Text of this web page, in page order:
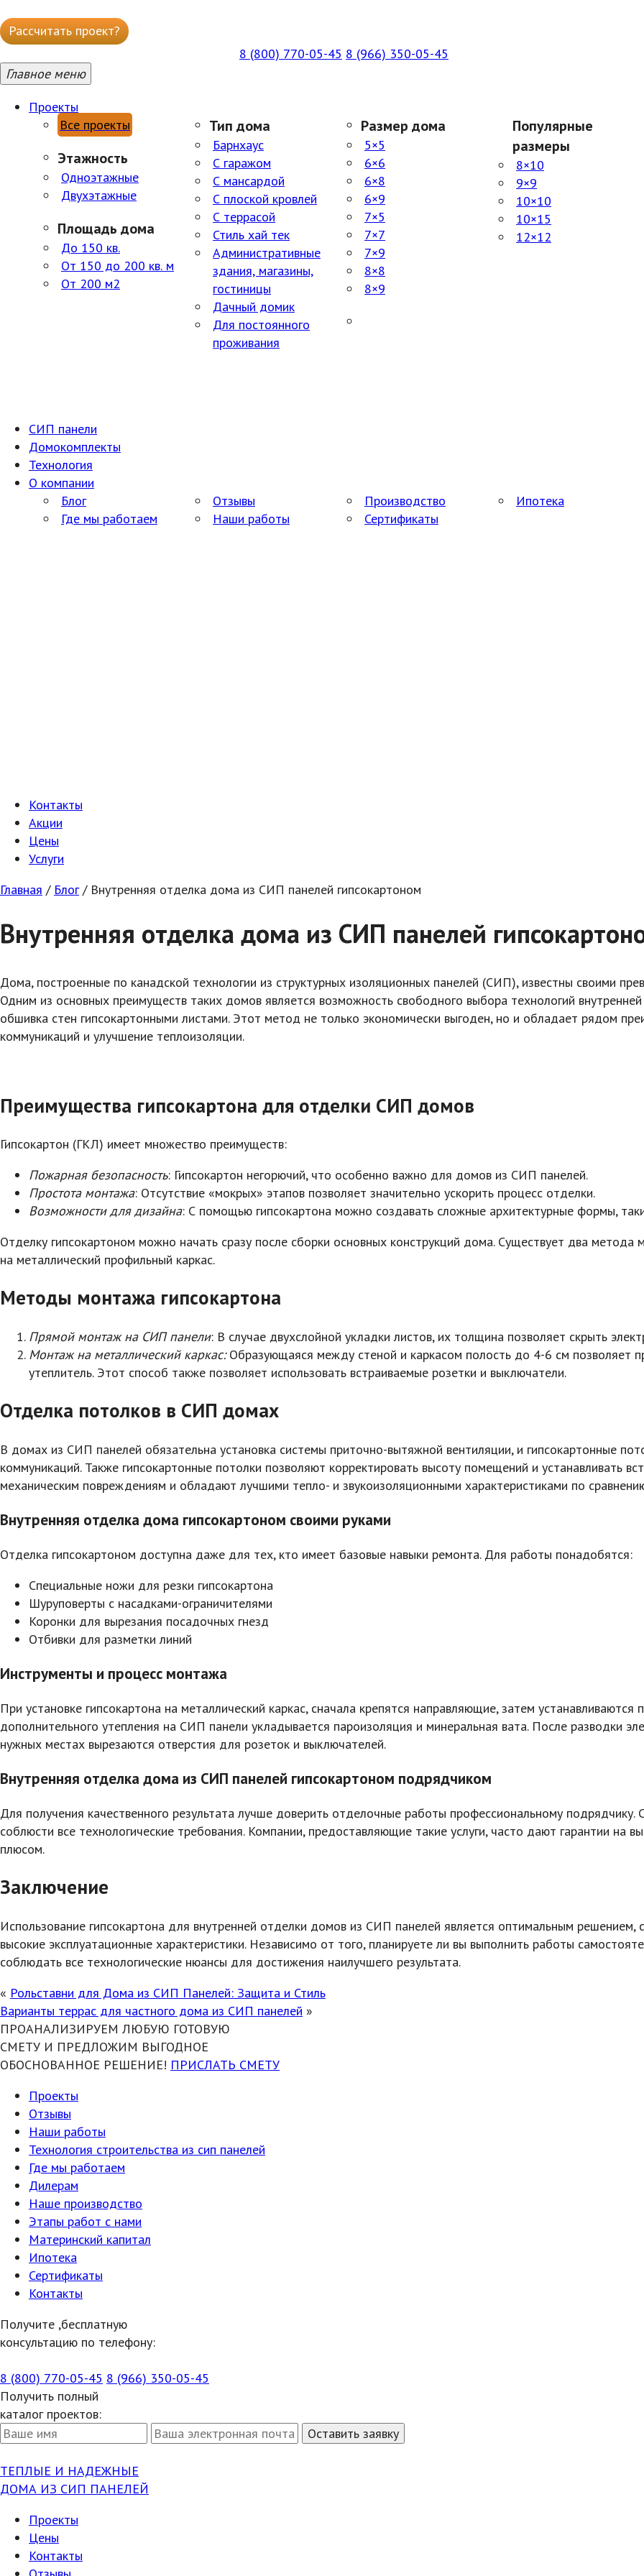
Рассчитать проект?
8 (800) 770-05-45 8 (966) 350-05-45
Главное меню
Проекты
Все проекты
Этажность
Одноэтажные
Двухэтажные
Площадь дома
До 150 кв.
От 150 до 200 кв. м
От 200 м2
Тип дома
Барнхаус
С гаражом
С мансардой
С плоской кровлей
С террасой
Стиль хай тек
Административные
здания, магазины,
гостиницы
Дачный домик
Для постоянного
проживания
Размер дома
5×5
6×6
6×8
6×9
7×5
7×7
7×9
8×8
8×9
Популярные
размеры
8×10
9×9
10×10
10×15
12×12
СИП панели
Домокомплекты
Технология
О компании
Блог
Где мы работаем
Отзывы
Наши работы
Производство
Сертификаты
Ипотека
Контакты
Акции
Цены
Услуги
Главная / Блог/ Внутренняя отделка дома из СИП панелей гипсокартоном
Внутренняя отделка дома из СИП панелей
Дома, построенные по канадской технологии из структурных изоляционных панелей (СИП), известны своими
Одним из основных преимуществ таких домов является возможность свободного выбора технологий
обшивка стен гипсокартонными листами. Этот метод не только экономически выгоден, но и обладает рядом
коммуникаций и улучшение теплоизоляции.
Преимущества гипсокартона для отделки СИП домов
Гипсокартон (ГКЛ) имеет множество преимуществ:
Пожарная безопасность: Гипсокартон негорючий, что особенно важно для домов из СИП панелей.
Простота монтажа: Отсутствие «мокрых» этапов позволяет значительно ускорить процесс отделки.
Возможности для дизайна: С помощью гипсокартона можно создавать сложные архитектурные формы,
Отделку гипсокартоном можно начать сразу после сборки основных конструкций дома. Существует два метода
на металлический профильный каркас.
Методы монтажа гипсокартона
Прямой монтаж на СИП панели: В случае двухслойной укладки листов, их толщина позволяет скрыть
Монтаж на металлический каркас:Образующаяся между стеной и каркасом полость до 4-6 см позволяет
утеплитель. Этот способ также позволяет использовать встраиваемые розетки и выключатели.
Отделка потолков в СИП домах
В домах из СИП панелей обязательна установка системы приточно-вытяжной вентиляции, и гипсокартонные
коммуникаций. Также гипсокартонные потолки позволяют корректировать высоту помещений и устанавливать
механическим повреждениям и обладают лучшими тепло- и звукоизоляционными характеристиками по
Внутренняя отделка дома гипсокартоном своими руками
Отделка гипсокартоном доступна даже для тех, кто имеет базовые навыки ремонта. Для работы понадобятся:
Специальные ножи для резки гипсокартона
Шуруповерты с насадками-ограничителями
Коронки для вырезания посадочных гнезд
Отбивки для разметки линий
Инструменты и процесс монтажа
При установке гипсокартона на металлический каркас, сначала крепятся направляющие, затем
дополнительного утепления на СИП панели укладывается пароизоляция и минеральная вата. После разводки
нужных местах вырезаются отверстия для розеток и выключателей.
Внутренняя отделка дома из СИП панелей гипсокартоном подрядчиком
Для получения качественного результата лучше доверить отделочные работы профессиональному
соблюсти все технологические требования. Компании, предоставляющие такие услуги, часто дают гарантии на
плюсом.
Заключение
Использование гипсокартона для внутренней отделки домов из СИП панелей является оптимальным решением,
высокие эксплуатационные характеристики. Независимо от того, планируете ли вы выполнить работы
соблюдать все технологические нюансы для достижения наилучшего результата.
« Рольставни для Дома из СИП Панелей: Защита и Стиль
Варианты террас для частного дома из СИП панелей »
ПРОАНАЛИЗИРУЕМ ЛЮБУЮ ГОТОВУЮ
СМЕТУ И ПРЕДЛОЖИМ ВЫГОДНОЕ
ОБОСНОВАННОЕ РЕШЕНИЕ! ПРИСЛАТЬ СМЕТУ
Проекты
Отзывы
Наши работы
Технология строительства из сип панелей
Где мы работаем
Дилерам
Наше производство
Этапы работ с нами
Материнский капитал
Ипотека
Сертификаты
Контакты
Получите ,бесплатную
консультацию по телефону:
8 (800) 770-05-45 8 (966) 350-05-45
Получить полный
каталог проектов:
ТЕПЛЫЕ И НАДЕЖНЫЕ
ДОМА ИЗ СИП ПАНЕЛЕЙ
Проекты
Цены
Контакты